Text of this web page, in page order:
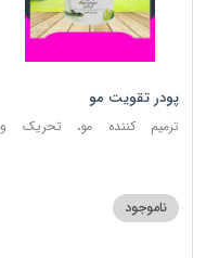
پودر تقویت مو
ترمیم کننده مو، تحریک و
ناموجود